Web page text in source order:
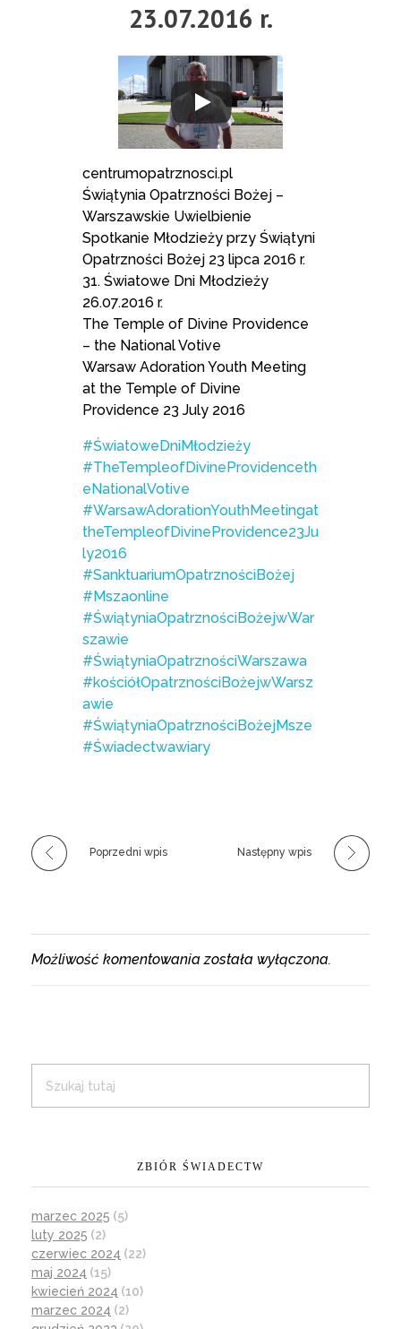
23.07.2016 r.
centrumopatrznosci.pl
Świątynia Opatrzności Bożej –
Warszawskie Uwielbienie
Spotkanie Młodzieży przy Świątyni
Opatrzności Bożej 23 lipca 2016 r.
31. Światowe Dni Młodzieży
26.07.2016 r.
The Temple of Divine Providence
– the National Votive
Warsaw Adoration Youth Meeting
at the Temple of Divine
Providence 23 July 2016
#ŚwiatoweDniMłodzieży
#TheTempleofDivineProvidenceth
eNationalVotive
#WarsawAdorationYouthMeetingat
theTempleofDivineProvidence23Ju
ly2016
#SanktuariumOpatrznościBożej
#Mszaonline
#ŚwiątyniaOpatrznościBożejwWar
szawie
#ŚwiątyniaOpatrznościWarszawa
#kościółOpatrznościBożejwWarsz
awie
#ŚwiątyniaOpatrznościBożejMsze
#Świadectwawiary
Poprzedni wpis Następny wpis
Możliwość komentowania została wyłączona.
ZBIÓR ŚWIADECTW
marzec 2025 (5)
luty 2025 (2)
czerwiec 2024 (22)
maj 2024 (15)
kwiecień 2024 (10)
marzec 2024 (2)